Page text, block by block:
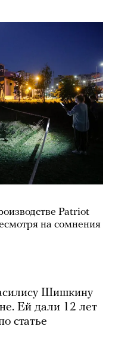
Patriot
на сомнения
Шишкину
Ей дали 12 лет
статье